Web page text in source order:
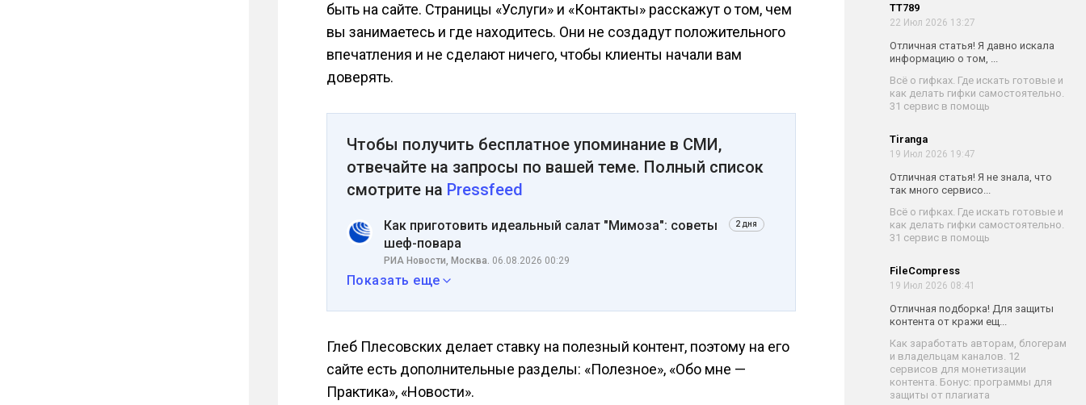
TT789
22 Июл 2026 13:27
Отличная статья! Я давно искала
информацию о том, ...
Всё о гифках. Где искать готовые и
как делать гифки самостоятельно.
31 сервис в помощь
Tiranga
19 Июл 2026 19:47
Отличная статья! Я не знала, что
так много сервисо...
Всё о гифках. Где искать готовые и
как делать гифки самостоятельно.
31 сервис в помощь
FileCompress
19 Июл 2026 08:41
Отличная подборка! Для защиты
контента от кражи ещ...
Как заработать авторам, блогерам
и владельцам каналов. 12
сервисов для монетизации
контента. Бонус: программы для
защиты от плагиата
быть на сайте. Страницы «Услуги» и «Контакты» расскажут о том, чем
вы занимаетесь и где находитесь. Они не создадут положительного
впечатления и не сделают ничего, чтобы клиенты начали вам
доверять.
Чтобы получить бесплатное упоминание в СМИ,
отвечайте на запросы по вашей теме. Полный список
смотрите на Pressfeed
Как приготовить идеальный салат "Мимоза": советы
шеф-повара
2 дня
РИА Новости, Москва. 06.08.2026 00:29
Показать еще
Глеб Плесовских делает ставку на полезный контент, поэтому на его
сайте есть дополнительные разделы: «Полезное», «Обо мне —
Практика», «Новости».